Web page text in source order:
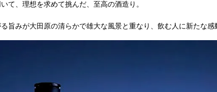
て、理想を求めて挑んだ、至高の酒造り。
旨みが大田原の清らかで雄大な風景と重なり、飲む人に新たな感